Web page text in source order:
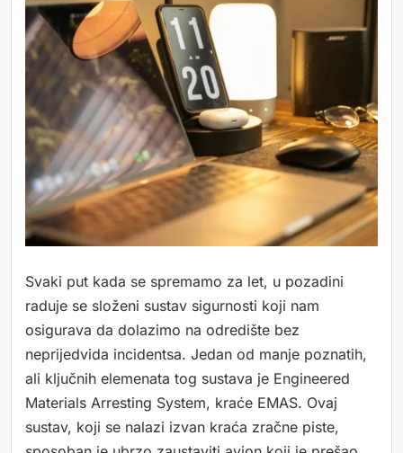
Svaki put kada se spremamo za let, u pozadini
raduje se složeni sustav sigurnosti koji nam
osigurava da dolazimo na odredište bez
neprijedvida incidentsa. Jedan od manje poznatih,
ali ključnih elemenata tog sustava je Engineered
Materials Arresting System, kraće EMAS. Ovaj
sustav, koji se nalazi izvan kraća zračne piste,